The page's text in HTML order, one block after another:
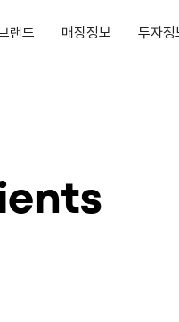
랜드 매장정보 투자정